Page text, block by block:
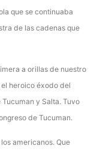
que se continuaba
de las cadenas que
a orillas de nuestro
heroico éxodo del
y Salta. Tuvo
de Tucuman.
americanos. Que